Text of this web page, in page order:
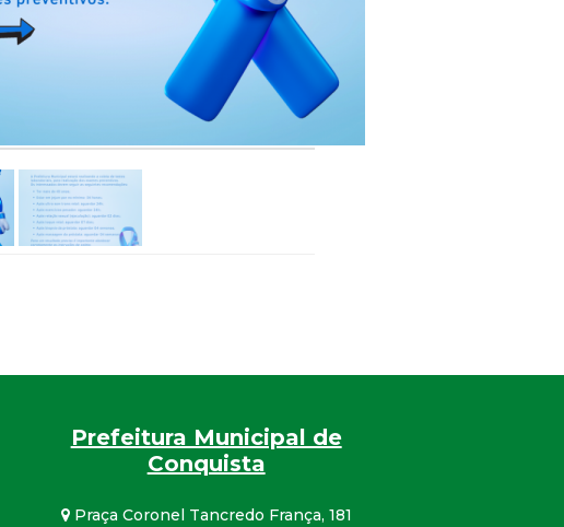
Prefeitura Municipal de
Conquista
Praça Coronel Tancredo França, 181